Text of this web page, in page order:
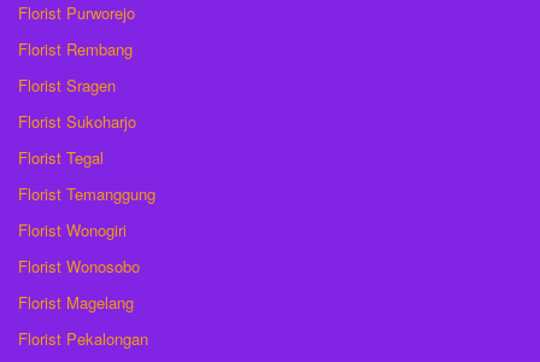
Florist Purworejo
Florist Rembang
Florist Sragen
Florist Sukoharjo
Florist Tegal
Florist Temanggung
Florist Wonogiri
Florist Wonosobo
Florist Magelang
Florist Pekalongan